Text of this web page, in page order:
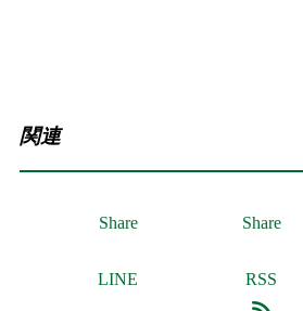
関連
Share Share
LINE RSS